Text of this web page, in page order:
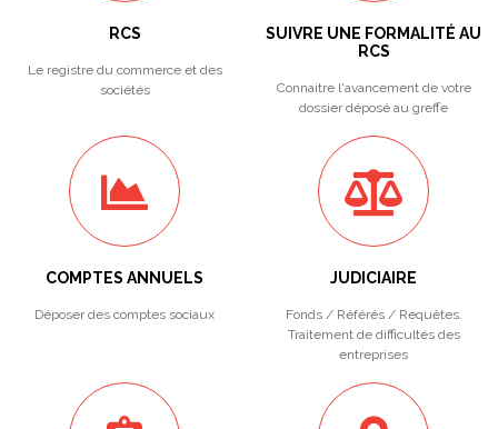
RCS
Le registre du commerce et des
sociétés
SUIVRE UNE FORMALITÉ AU
RCS
Connaitre l'avancement de votre
dossier déposé au greffe
COMPTES ANNUELS
Déposer des comptes sociaux
JUDICIAIRE
Fonds / Référés / Requêtes.
Traitement de difficultés des
entreprises